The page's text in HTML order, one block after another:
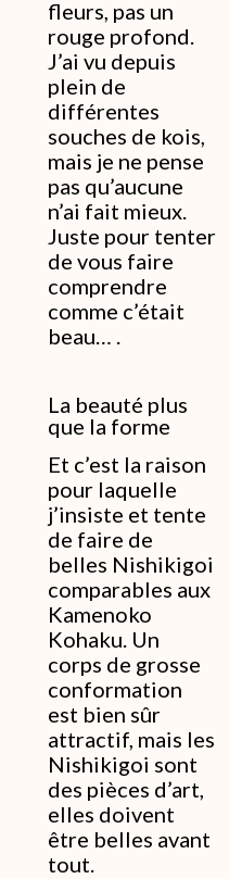
fleurs, pas un
rouge profond.
J’ai vu depuis
plein de
différentes
souches de kois,
mais je ne pense
pas qu’aucune
n’ai fait mieux.
Juste pour tenter
de vous faire
comprendre
comme c’était
beau… .
La beauté plus
que la forme
Et c’est la raison
pour laquelle
j’insiste et tente
de faire de
belles Nishikigoi
comparables aux
Kamenoko
Kohaku. Un
corps de grosse
conformation
est bien sûr
attractif, mais les
Nishikigoi sont
des pièces d’art,
elles doivent
être belles avant
tout.